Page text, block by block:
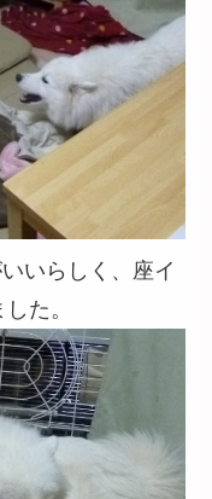
いらしく、座イ
た。